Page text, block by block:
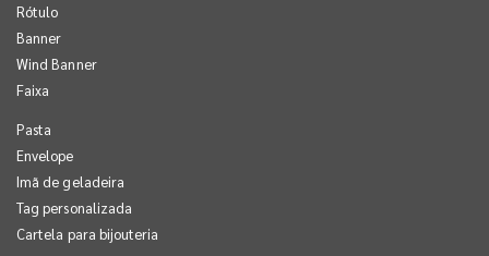
Rótulo
Banner
Wind Banner
Faixa
Pasta
Envelope
Imã de geladeira
Tag personalizada
Cartela para bijouteria